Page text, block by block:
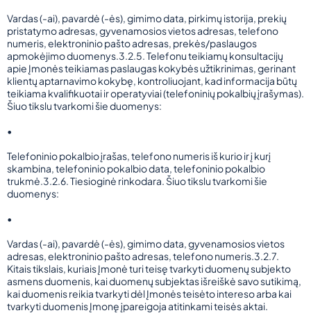
Vardas (-ai), pavardė (-ės), gimimo data, pirkimų istorija, prekių
pristatymo adresas, gyvenamosios vietos adresas, telefono
numeris, elektroninio pašto adresas, prekės/paslaugos
apmokėjimo duomenys.3.2.5. Telefonu teikiamų konsultacijų
apie Įmonės teikiamas paslaugas kokybės užtikrinimas, gerinant
klientų aptarnavimo kokybę, kontroliuojant, kad informacija būtų
teikiama kvalifikuotai ir operatyviai (telefoninių pokalbių įrašymas).
Šiuo tikslu tvarkomi šie duomenys:
•
Telefoninio pokalbio įrašas, telefono numeris iš kurio ir į kurį
skambina, telefoninio pokalbio data, telefoninio pokalbio
trukmė.3.2.6. Tiesioginė rinkodara. Šiuo tikslu tvarkomi šie
duomenys:
•
Vardas (-ai), pavardė (-ės), gimimo data, gyvenamosios vietos
adresas, elektroninio pašto adresas, telefono numeris.3.2.7.
Kitais tikslais, kuriais Įmonė turi teisę tvarkyti duomenų subjekto
asmens duomenis, kai duomenų subjektas išreiškė savo sutikimą,
kai duomenis reikia tvarkyti dėl Įmonės teisėto intereso arba kai
tvarkyti duomenis Įmonę įpareigoja atitinkami teisės aktai.